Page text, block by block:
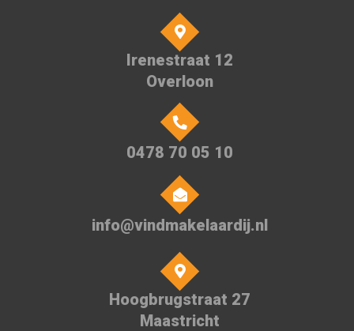
Irenestraat 12
Overloon
0478 70 05 10
info@vindmakelaardij.nl
Hoogbrugstraat 27
Maastricht